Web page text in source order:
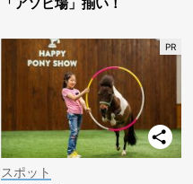
スポット